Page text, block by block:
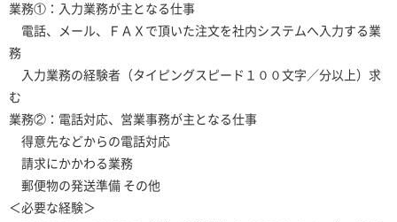
業務①：入力業務が主となる仕事
電話、メール、ＦＡＸで頂いた注文を社内システムへ入力する業
務
入力業務の経験者（タイピングスピード１００文字／分以上）求
む
業務②：電話対応、営業事務が主となる仕事
得意先などからの電話対応
請求にかかわる業務
郵便物の発送準備 その他
＜必要な経験＞